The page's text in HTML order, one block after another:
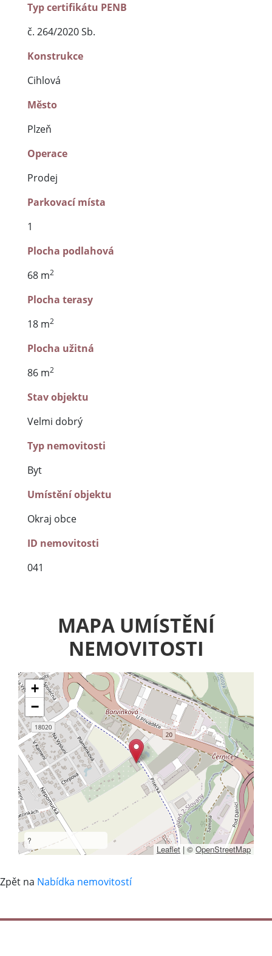
Typ certifikátu PENB
č. 264/2020 Sb.
Konstrukce
Cihlová
Město
Plzeň
Operace
Prodej
Parkovací místa
1
Plocha podlahová
68 m2
Plocha terasy
18 m2
Plocha užitná
86 m2
Stav objektu
Velmi dobrý
Typ nemovitosti
Byt
Umístění objektu
Okraj obce
ID nemovitosti
041
MAPA UMÍSTĚNÍ
NEMOVITOSTI
+
−
?
Leaflet | © OpenStreetMap
Zpět na Nabídka nemovitostí